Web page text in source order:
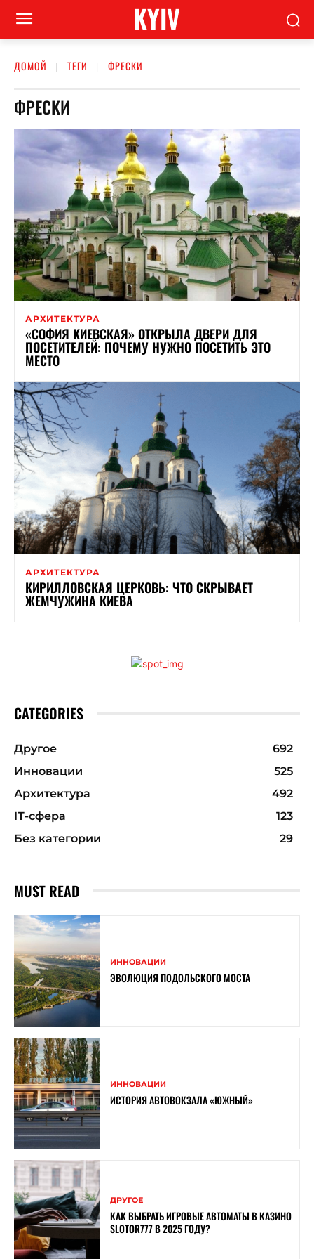
KYIV
ДОМОЙ ТЕГИ ФРЕСКИ
ФРЕСКИ
АРХИТЕКТУРА
«СОФИЯ КИЕВСКАЯ» ОТКРЫЛА ДВЕРИ ДЛЯ
ПОСЕТИТЕЛЕЙ: ПОЧЕМУ НУЖНО ПОСЕТИТЬ ЭТО
МЕСТО
АРХИТЕКТУРА
КИРИЛЛОВСКАЯ ЦЕРКОВЬ: ЧТО СКРЫВАЕТ
ЖЕМЧУЖИНА КИЕВА
CATEGORIES
Другое
692
Инновации
525
Архитектура
492
ІТ-сфера
123
Без категории
29
MUST READ
ИННОВАЦИИ
ЭВОЛЮЦИЯ ПОДОЛЬСКОГО МОСТА
ИННОВАЦИИ
ИСТОРИЯ АВТОВОКЗАЛА «ЮЖНЫЙ»
ДРУГОЕ
КАК ВЫБРАТЬ ИГРОВЫЕ АВТОМАТЫ В КАЗИНО
SLOTOR777 В 2025 ГОДУ?